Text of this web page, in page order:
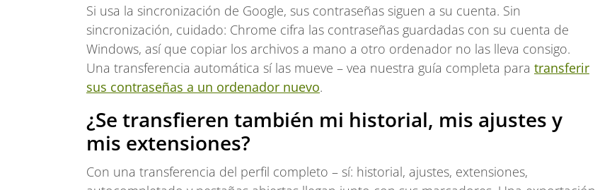
Si usa la sincronización de Google, sus contraseñas siguen a su cuenta. Sin
sincronización, cuidado: Chrome cifra las contraseñas guardadas con su cuenta de
Windows, así que copiar los archivos a mano a otro ordenador no las lleva consigo.
Una transferencia automática sí las mueve – vea nuestra guía completa para transferir
sus contraseñas a un ordenador nuevo.
¿Se transfieren también mi historial, mis ajustes y
mis extensiones?
Con una transferencia del perfil completo – sí: historial, ajustes, extensiones,